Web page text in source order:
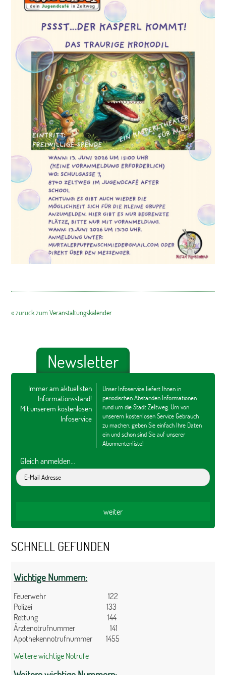
« zurück zum Veranstaltungskalender
Newsletter
Immer am aktuellsten
Informationsstand!
Mit unserem kostenlosen
Infoservice
Unser Infoservice liefert Ihnen in
periodischen Abständen Informationen
rund um die Stadt Zeltweg. Um von
unserem kostenlosen Service Gebrauch
zu machen, geben Sie einfach Ihre Daten
ein und schon sind Sie auf unserer
Abonnentenliste!
Gleich anmelden...
SCHNELL GEFUNDEN
Wichtige Nummern:
Feuerwehr 122
Polizei 133
Rettung 144
Ärztenotrufnummer 141
Apothekennotrufnummer 1455
Weitere wichtige Notrufe